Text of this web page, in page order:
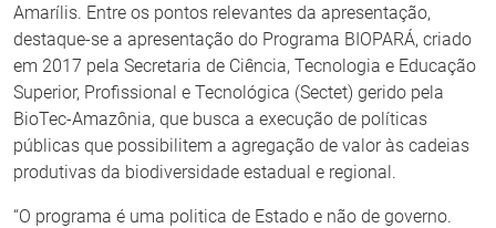
Amarílis. Entre os pontos relevantes da apresentação,
destaque-se a apresentação do Programa BIOPARÁ, criado
em 2017 pela Secretaria de Ciência, Tecnologia e Educação
Superior, Profissional e Tecnológica (Sectet) gerido pela
BioTec-Amazônia, que busca a execução de políticas
públicas que possibilitem a agregação de valor às cadeias
produtivas da biodiversidade estadual e regional.
“O programa é uma politica de Estado e não de governo.